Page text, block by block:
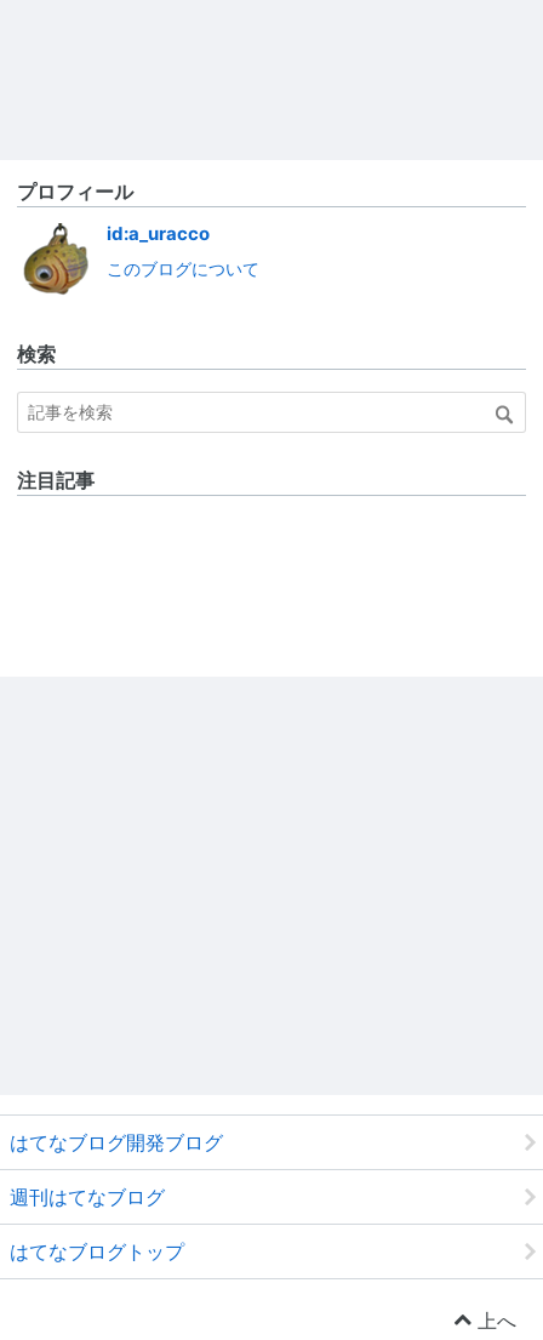
プロフィール
id:a_uracco
このブログについて
検索
注目記事
はてなブログ開発ブログ
週刊はてなブログ
はてなブログトップ
上へ